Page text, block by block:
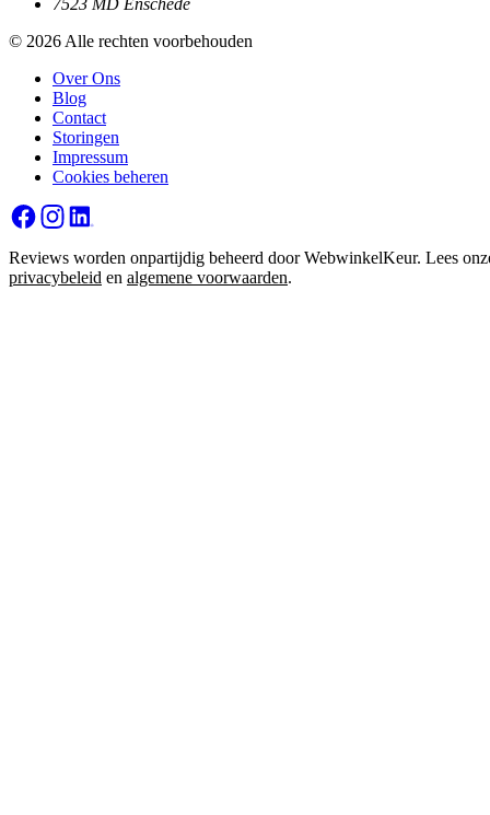
7523 MD Enschede
© 2026 Alle rechten voorbehouden
Over Ons
Blog
Contact
Storingen
Impressum
Cookies beheren
Reviews worden onpartijdig beheerd door WebwinkelKeur. Lees
privacybeleid en algemene voorwaarden.